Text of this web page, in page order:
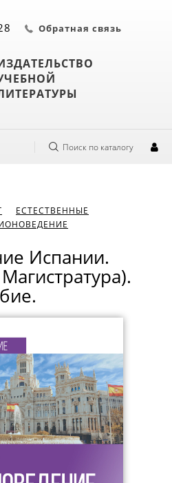
Обратная связь
Поиск по каталогу
ЕСТЕСТВЕННЫЕ
Испании.